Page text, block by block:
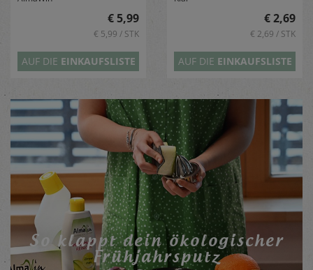
€ 5,99
€ 5,99 / STK
AUF DIE EINKAUFSLISTE
€ 2,69
€ 2,69 / STK
AUF DIE EINKAUFSLISTE
So klappt dein öko­lo­gi­scher
Früh­jahrs­putz